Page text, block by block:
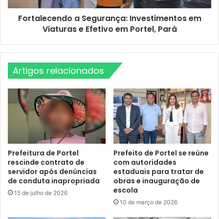
L
l
e
s
s
d
e
D
e
e
g
u
:
I
n
v
e
Fortalecendo a Segurança: Investimentos em
Viaturas e Efetivo em Portel, Pará
Artigos relacionados
Prefeitura de Portel
rescinde contrato de
servidor após denúncias
de conduta inapropriada
15 de julho de 2026
Prefeito de Portel se reúne
com autoridades
estaduais para tratar de
obras e inauguração de
escola
10 de março de 2026